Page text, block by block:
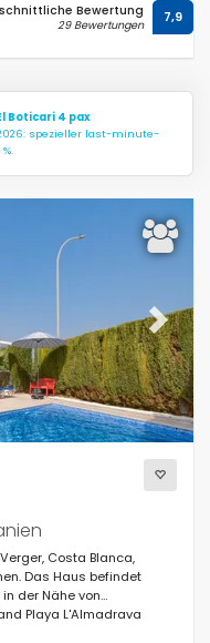
Bewertung
29 Bewertungen 7,9
Boticari 4 pax
spezieller last-minute-
Next
Costa Blanca,
Das Haus befindet
der Nähe von
Playa L'Almadrava